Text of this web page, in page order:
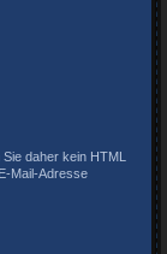
daher kein HTML
Mail-Adresse